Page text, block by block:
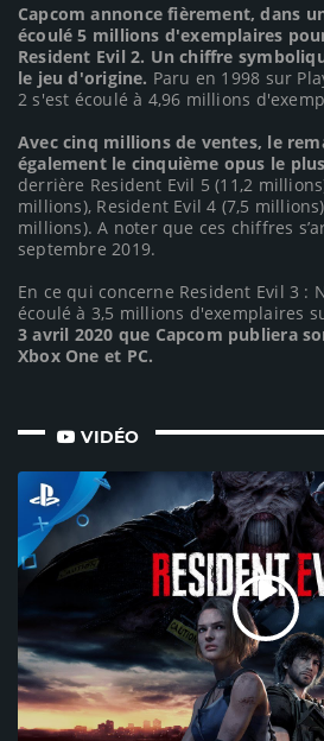
Capcom annonce fièrement, dans
écoulé 5 millions d'exemplaires
Resident Evil 2. Un chiffre
le jeu d'origine. Paru en 1998 sur
2 s'est écoulé à 4,96 millions
Avec cinq millions de ventes, le
également le cinquième opus le
derrière Resident Evil 5 (11,2
millions), Resident Evil 4 (7,5
millions). A noter que ces chiffres
septembre 2019.
En ce qui concerne Resident Evil 3 :
écoulé à 3,5 millions d'exemplaires
3 avril 2020 que Capcom publiera
Xbox One et PC.
VIDÉO